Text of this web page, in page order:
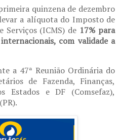
quinzena de dezembro
a alíquota do Imposto de
Serviços (ICMS) de 17% para
com validade a
a 47ª Reunião Ordinária do
de Fazenda, Finanças,
Estados e DF (Comsefaz),